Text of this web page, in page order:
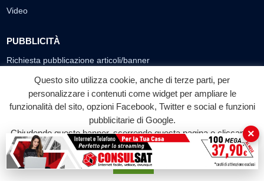
Video
PUBBLICITÀ
Richiesta pubblicazione articoli/banner
SEGUICI SUI SOCIAL
f
Facebook
◎ ▶
YouTube
© 2026 LABTV - Tutti i diritti riservati
Questo sito utilizza cookie, anche di terze parti, per
personalizzare i contenuti come widget per ampliare le
funzionalità del sito, opzioni Facebook, Twitter e social e funzioni
pubblicitarie di Google.
Chiudendo questo banner, scorrendo questa pagina o cliccando
su qualunque suo elemento acconsenti all'uso dei cookie.
Accetta
×